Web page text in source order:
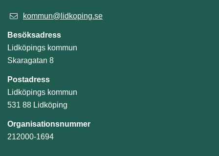
kommun@lidkoping.se
Besöksadress
Lidköpings kommun
Skaragatan 8
Postadress
Lidköpings kommun
531 88 Lidköping
Organisationsnummer
212000-1694